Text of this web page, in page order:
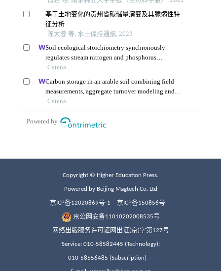
Copyright © Higher Education Press.
Powered by Beijing Magtech Co. Ltd
京ICP备12020869号-1 京ICP备150856号
京公网安备11010202008535号
网络出版服务许可证网出证(京)字第127号
Service: 010-58582445 (Technology);
010-58556485 (Subscription)